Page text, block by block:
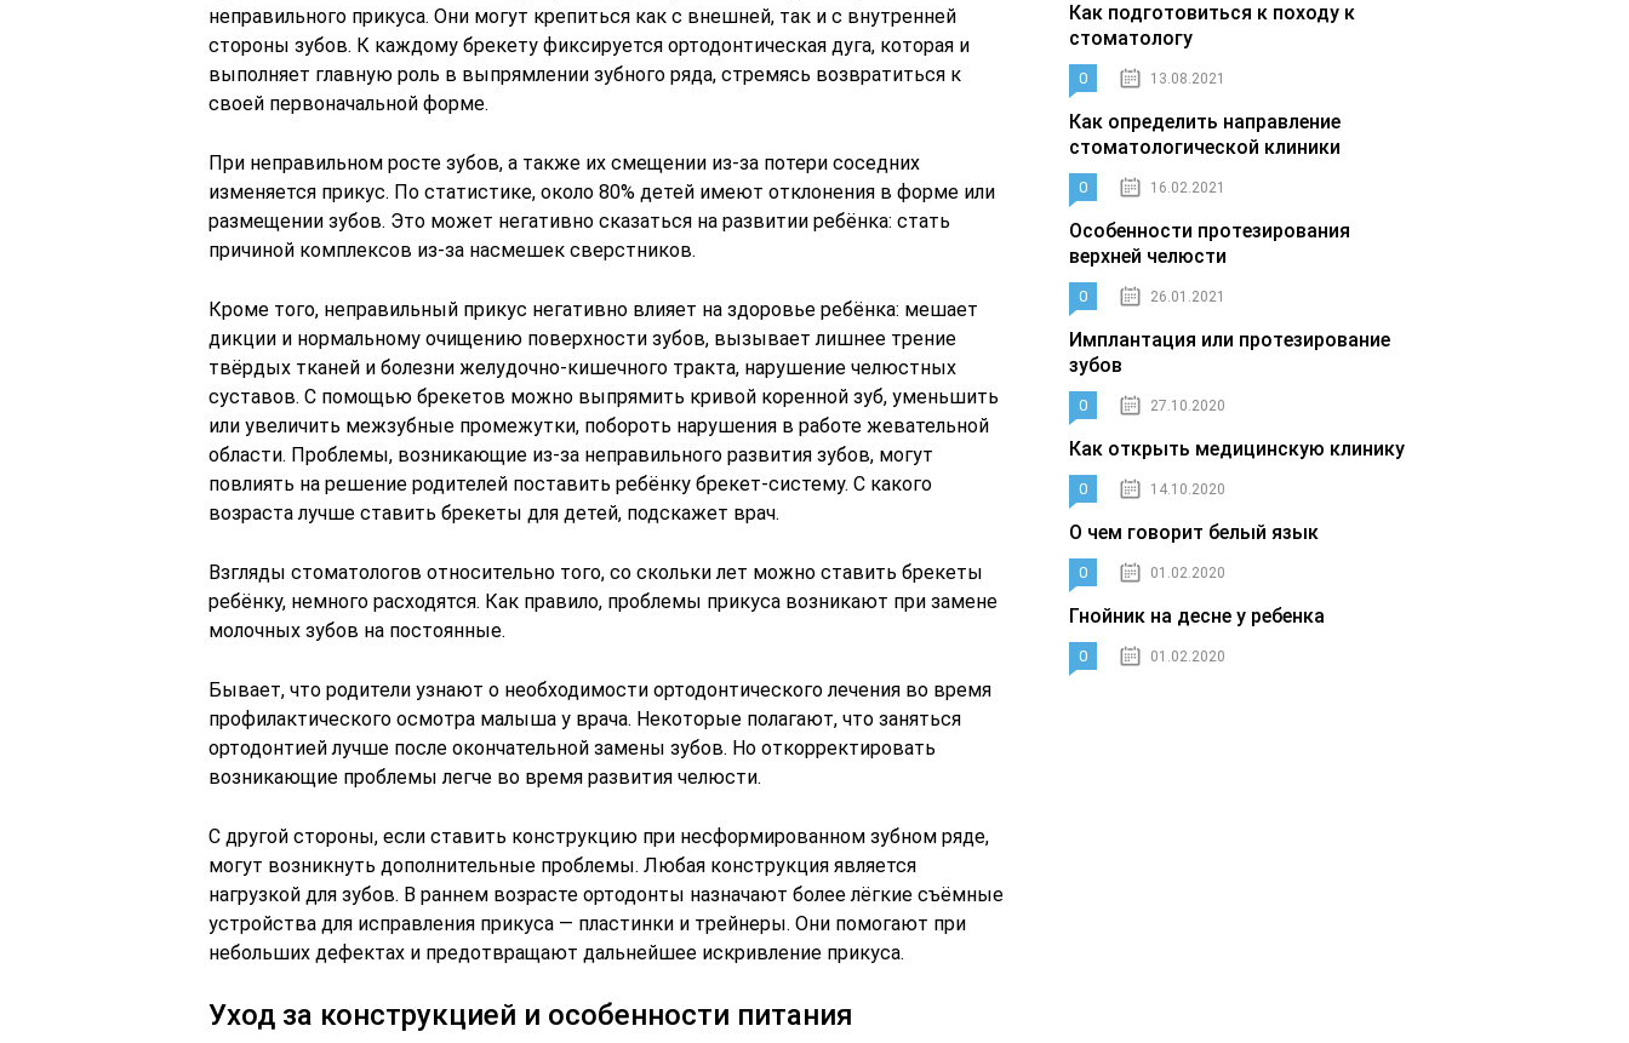
неправильного прикуса. Они могут крепиться как с внешней, так и с внутренней
стороны зубов. К каждому брекету фиксируется ортодонтическая дуга, которая и
выполняет главную роль в выпрямлении зубного ряда, стремясь возвратиться к
своей первоначальной форме.
При неправильном росте зубов, а также их смещении из-за потери соседних
изменяется прикус. По статистике, около 80% детей имеют отклонения в форме или
размещении зубов. Это может негативно сказаться на развитии ребёнка: стать
причиной комплексов из-за насмешек сверстников.
Кроме того, неправильный прикус негативно влияет на здоровье ребёнка: мешает
дикции и нормальному очищению поверхности зубов, вызывает лишнее трение
твёрдых тканей и болезни желудочно-кишечного тракта, нарушение челюстных
суставов. С помощью брекетов можно выпрямить кривой коренной зуб, уменьшить
или увеличить межзубные промежутки, побороть нарушения в работе жевательной
области. Проблемы, возникающие из-за неправильного развития зубов, могут
повлиять на решение родителей поставить ребёнку брекет-систему. С какого
возраста лучше ставить брекеты для детей, подскажет врач.
Взгляды стоматологов относительно того, со скольки лет можно ставить брекеты
ребёнку, немного расходятся. Как правило, проблемы прикуса возникают при замене
молочных зубов на постоянные.
Бывает, что родители узнают о необходимости ортодонтического лечения во время
профилактического осмотра малыша у врача. Некоторые полагают, что заняться
ортодонтией лучше после окончательной замены зубов. Но откорректировать
возникающие проблемы легче во время развития челюсти.
С другой стороны, если ставить конструкцию при несформированном зубном ряде,
могут возникнуть дополнительные проблемы. Любая конструкция является
нагрузкой для зубов. В раннем возрасте ортодонты назначают более лёгкие съёмные
устройства для исправления прикуса — пластинки и трейнеры. Они помогают при
небольших дефектах и предотвращают дальнейшее искривление прикуса.
Уход за конструкцией и особенности питания
Как подготовиться к походу к
стоматологу
0 13.08.2021
Как определить направление
стоматологической клиники
0 16.02.2021
Особенности протезирования
верхней челюсти
0 26.01.2021
Имплантация или протезирование
зубов
0 27.10.2020
Как открыть медицинскую клинику
0 14.10.2020
О чем говорит белый язык
0 01.02.2020
Гнойник на десне у ребенка
0 01.02.2020